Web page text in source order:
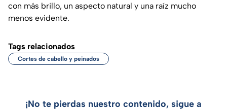
con más brillo, un aspecto natural y una raíz mucho
menos evidente.
Tags relacionados
Cortes de cabello y peinados
¡No te pierdas nuestro contenido, sigue a